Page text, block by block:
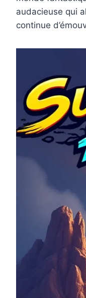
audacieuse qui
continue